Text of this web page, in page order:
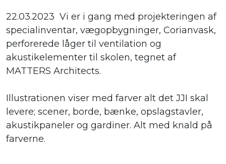
22.03.2023 Vi er i gang med projekteringen af
specialinventar, vægopbygninger, Corianvask,
perforerede låger til ventilation og
akustikelementer til skolen, tegnet af
MATTERS Architects.
Illustrationen viser med farver alt det JJI skal
levere; scener, borde, bænke, opslagstavler,
akustikpaneler og gardiner. Alt med knald på
farverne.